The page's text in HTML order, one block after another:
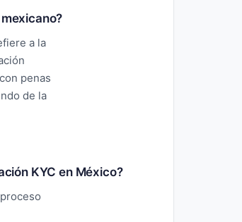
a la
penas
de la
KYC en México?